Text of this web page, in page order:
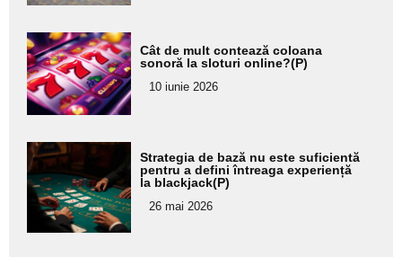
Adaugă
aici textul
pentru
subtitlu
Cât de mult contează coloana
sonoră la sloturi online?(P)
10 iunie 2026
Adaugă
aici textul
pentru
subtitlu
Strategia de bază nu este suficientă
pentru a defini întreaga experiență
la blackjack(P)
26 mai 2026